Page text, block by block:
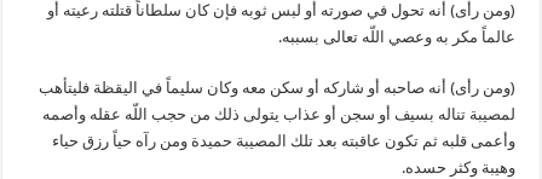
(ومن رأى) أنه تحول في صورته أو لبس ثوبه فإن كان سلطاناً قتلته رعيته أو
عالماً مكر به وعصي اللّه تعالى بسببه.
(ومن رأى) أنه صاحبه أو شاركه أو سكن معه وكان سليماً في اليقظة فليتأهب
لمصيبة تناله بسيف أو سجن أو عذاب يتولى ذلك من حجب اللّه عقله وأصمه
وأعمى قلبه ثم تكون عاقبته بعد تلك المصيبة حميدة ومن رآه حياً رزق حياء
وهيبة وكثر حسده.